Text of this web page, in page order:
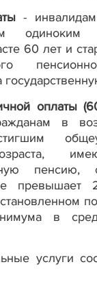
- инвалидам
одиноким
60 лет и
оплаты
в
пенсию,
превышает
в
услуги